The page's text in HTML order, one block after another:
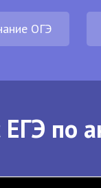
ОГЭ
по